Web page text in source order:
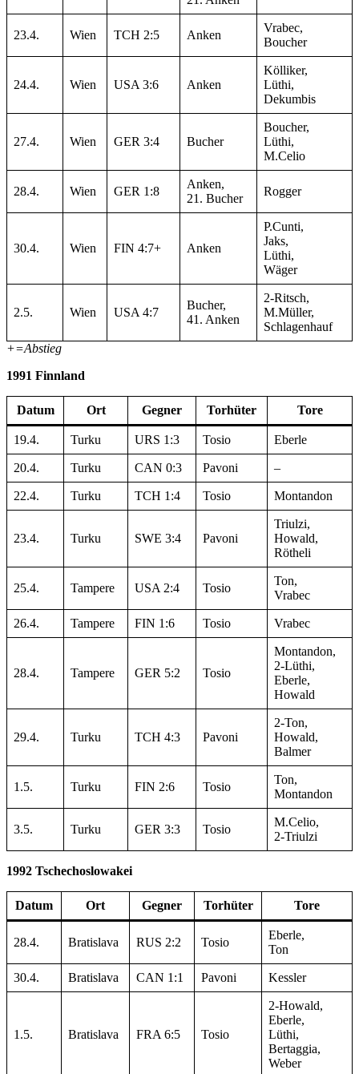
23.4. Wien TCH 2:5 Anken
Vrabec,
Boucher
24.4. Wien USA 3:6 Anken
Kölliker,
Lüthi,
Dekumbis
27.4. Wien GER 3:4 Bucher
Boucher,
Lüthi,
M.Celio
28.4. Wien GER 1:8
Anken,
21. Bucher
Rogger
30.4. Wien FIN 4:7+ Anken
P.Cunti,
Jaks,
Lüthi,
Wäger
2.5. Wien USA 4:7
Bucher,
41. Anken
2-Ritsch,
M.Müller,
Schlagenhauf
+=Abstieg
1991 Finnland
Datum Ort Gegner Torhüter Tore
19.4. Turku URS 1:3 Tosio Eberle
20.4. Turku CAN 0:3 Pavoni –
22.4. Turku TCH 1:4 Tosio Montandon
23.4. Turku SWE 3:4 Pavoni
Triulzi,
Howald,
Rötheli
25.4. Tampere USA 2:4 Tosio
Ton,
Vrabec
26.4. Tampere FIN 1:6 Tosio Vrabec
28.4. Tampere GER 5:2 Tosio
Montandon,
2-Lüthi,
Eberle,
Howald
29.4. Turku TCH 4:3 Pavoni
2-Ton,
Howald,
Balmer
1.5. Turku FIN 2:6 Tosio
Ton,
Montandon
3.5. Turku GER 3:3 Tosio
M.Celio,
2-Triulzi
1992 Tschechoslowakei
Datum Ort Gegner Torhüter Tore
28.4. Bratislava RUS 2:2 Tosio
Eberle,
Ton
30.4. Bratislava CAN 1:1 Pavoni Kessler
1.5. Bratislava FRA 6:5 Tosio
2-Howald,
Eberle,
Lüthi,
Bertaggia,
Weber